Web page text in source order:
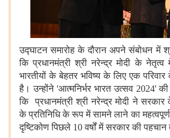
उद्घाटन समारोह के दौरान अपने संबोधन में
कि प्रधानमंत्री श्री नरेन्द्र मोदी के
भारतीयों के बेहतर भविष्य के लिए एक
है। उन्होंने 'आत्मनिर्भर भारत उत्सव 2024'
कि प्रधानमंत्री श्री नरेन्‍द्र मोदी ने
के प्रतिनिधि के रूप में सामने लाने का
दृष्टिकोण पिछले 10 वर्षों में सरकार की पहचान